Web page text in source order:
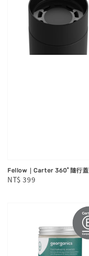
Fellow｜Carter 360ﾟ隨行蓋
Regular
NT$ 399